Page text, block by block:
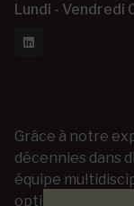
Lundi -
Grâce à notre
décennies dans
équipe
optimal dans les